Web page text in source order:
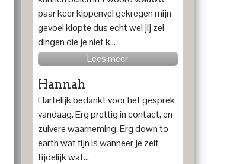
paar keer kippenvel gekregen mijn
gevoel klopte dus echt wel jij zei
dingen die je niet k...
Lees meer
Hannah
Hartelijk bedankt voor het gesprek
vandaag. Erg prettig in contact, en
zuivere waarneming. Erg down to
earth wat fijn is wanneer je zelf
tijdelijk wat...